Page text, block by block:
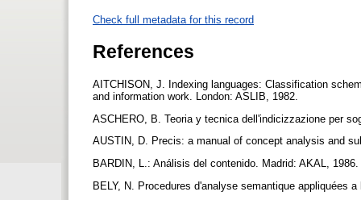
Check full metadata for this record
References
AITCHISON, J. Indexing languages: Classification
and information work. London: ASLIB, 1982.
ASCHERO, B. Teoria y tecnica dell'indicizzazione per
AUSTIN, D. Precis: a manual of concept analysis and
BARDIN, L.: Análisis del contenido. Madrid: AKAL, 1986.
BELY, N. Procedures d'analyse semantique